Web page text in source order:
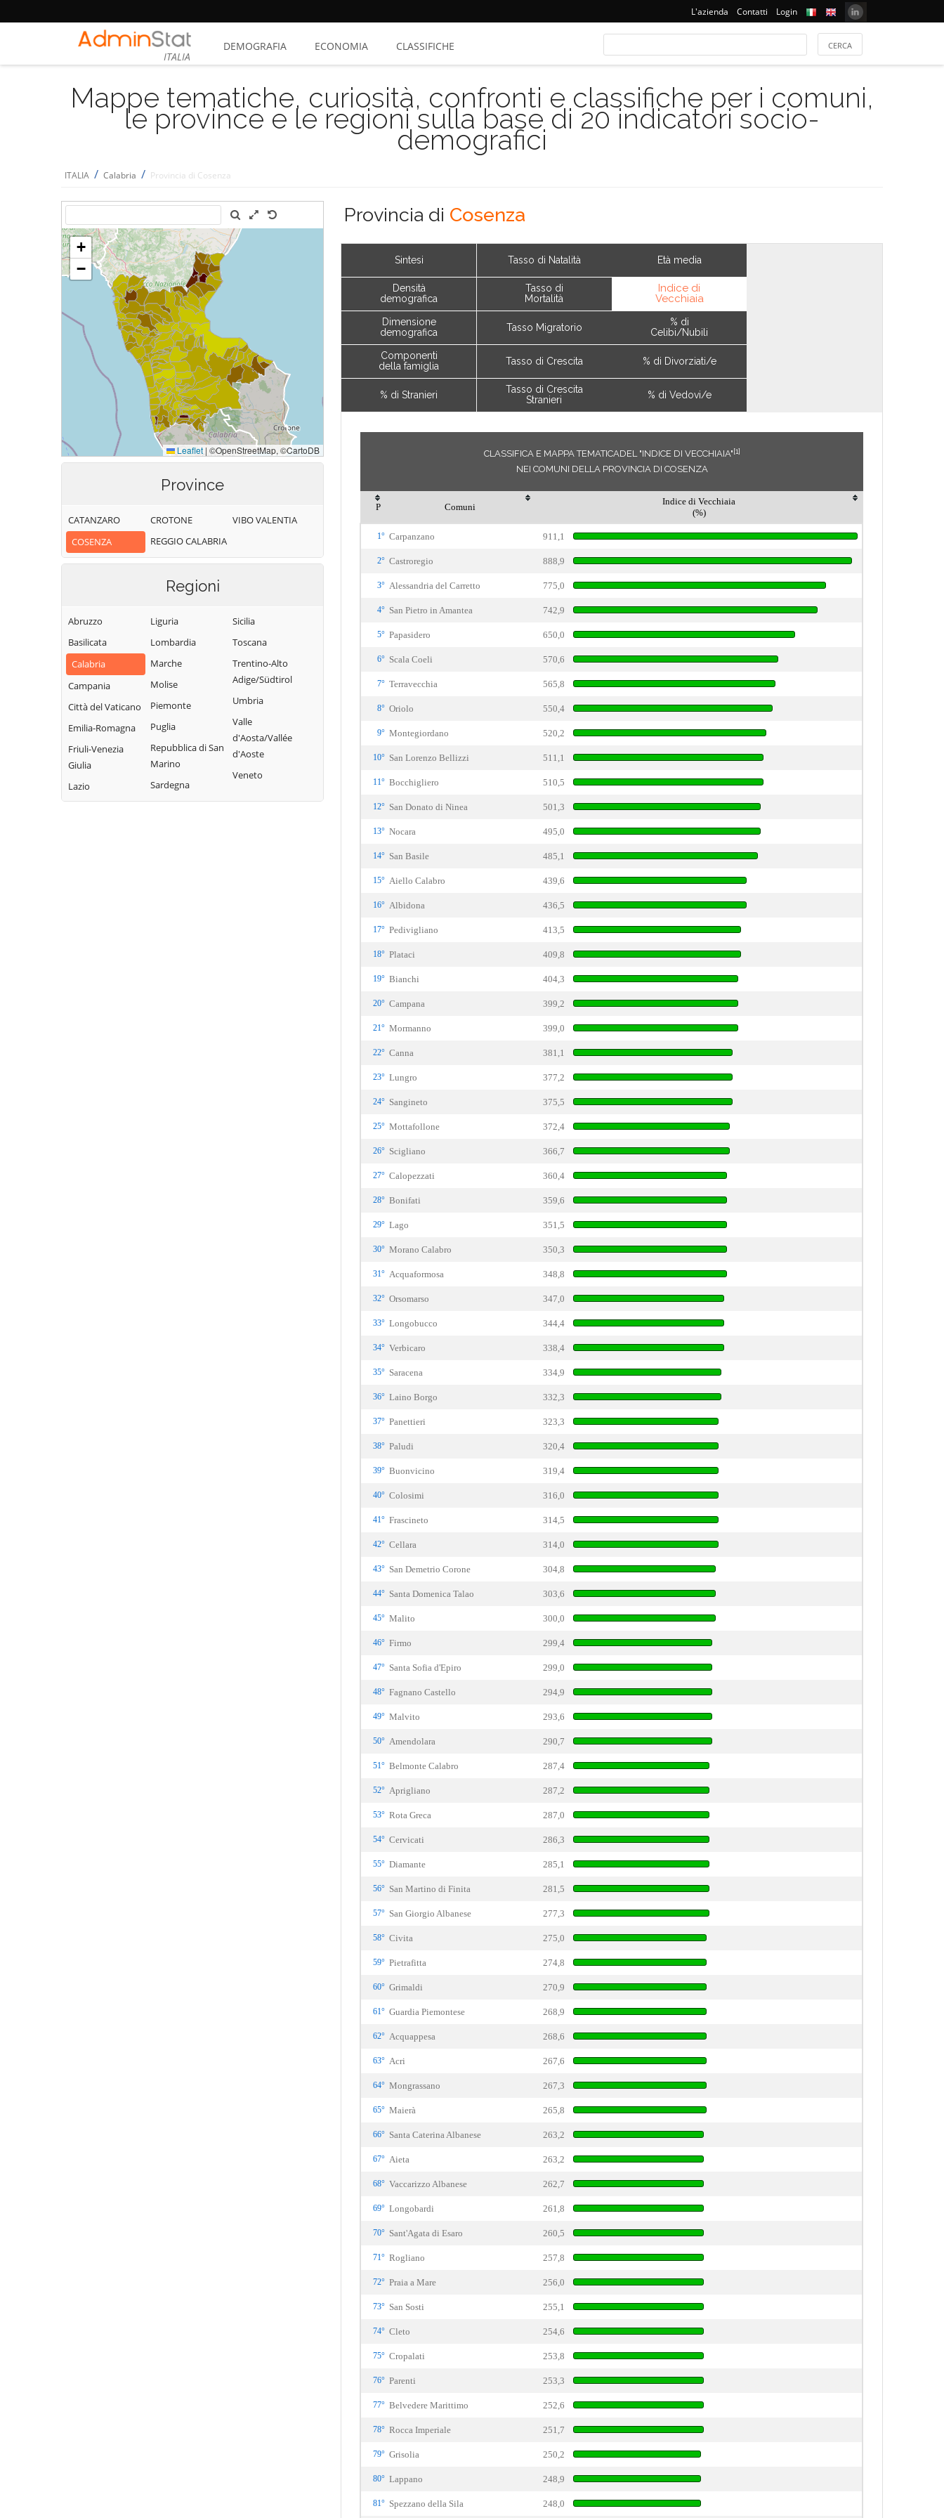
L'azienda Contatti Login
ITALIA
DEMOGRAFIA ECONOMIA CLASSIFICHE
Mappe tematiche, curiosità, confronti e classifiche per i comuni,
le province e le regioni sulla base di 20 indicatori socio-
demografici
ITALIA / Calabria / Provincia di Cosenza
Province
CATANZARO
COSENZA
CROTONE
REGGIO CALABRIA
VIBO VALENTIA
Regioni
Abruzzo
Basilicata
Calabria
Campania
Città del Vaticano
Emilia-Romagna
Friuli-Venezia
Giulia
Lazio
Liguria
Lombardia
Marche
Molise
Piemonte
Puglia
Repubblica di San
Marino
Sardegna
Sicilia
Toscana
Trentino-Alto
Adige/Südtirol
Umbria
Valle
d'Aosta/Vallée
d'Aoste
Veneto
Provincia di Cosenza
Sintesi
Densità
demografica
Dimensione
demografica
Componenti
della famiglia
% di Stranieri
Tasso di Natalità
Tasso di
Mortalità
Tasso Migratorio
Tasso di Crescita
Tasso di Crescita
Stranieri
Età media
Indice di
Vecchiaia
% di
Celibi/Nubili
% di Divorziati/e
% di Vedovi/e
CLASSIFICA E MAPPA TEMATICADEL "INDICE DI VECCHIAIA"[1]
NEI COMUNI DELLA PROVINCIA DI COSENZA
P Comuni
Indice di Vecchiaia
(%)
1° Carpanzano 911,1
2° Castroregio 888,9
3° Alessandria del Carretto 775,0
4° San Pietro in Amantea 742,9
5° Papasidero 650,0
6° Scala Coeli 570,6
7° Terravecchia 565,8
8° Oriolo 550,4
9° Montegiordano 520,2
10° San Lorenzo Bellizzi 511,1
11° Bocchigliero 510,5
12° San Donato di Ninea 501,3
13° Nocara 495,0
14° San Basile 485,1
15° Aiello Calabro 439,6
16° Albidona 436,5
17° Pedivigliano 413,5
18° Plataci 409,8
19° Bianchi 404,3
20° Campana 399,2
21° Mormanno 399,0
22° Canna 381,1
23° Lungro 377,2
24° Sangineto 375,5
25° Mottafollone 372,4
26° Scigliano 366,7
27° Calopezzati 360,4
28° Bonifati 359,6
29° Lago 351,5
30° Morano Calabro 350,3
31° Acquaformosa 348,8
32° Orsomarso 347,0
33° Longobucco 344,4
34° Verbicaro 338,4
35° Saracena 334,9
36° Laino Borgo 332,3
37° Panettieri 323,3
38° Paludi 320,4
39° Buonvicino 319,4
40° Colosimi 316,0
41° Frascineto 314,5
42° Cellara 314,0
43° San Demetrio Corone 304,8
44° Santa Domenica Talao 303,6
45° Malito 300,0
46° Firmo 299,4
47° Santa Sofia d'Epiro 299,0
48° Fagnano Castello 294,9
49° Malvito 293,6
50° Amendolara 290,7
51° Belmonte Calabro 287,4
52° Aprigliano 287,2
53° Rota Greca 287,0
54° Cervicati 286,3
55° Diamante 285,1
56° San Martino di Finita 281,5
57° San Giorgio Albanese 277,3
58° Civita 275,0
59° Pietrafitta 274,8
60° Grimaldi 270,9
61° Guardia Piemontese 268,9
62° Acquappesa 268,6
63° Acri 267,6
64° Mongrassano 267,3
65° Maierà 265,8
66° Santa Caterina Albanese 263,2
67° Aieta 263,2
68° Vaccarizzo Albanese 262,7
69° Longobardi 261,8
70° Sant'Agata di Esaro 260,5
71° Rogliano 257,8
72° Praia a Mare 256,0
73° San Sosti 255,1
74° Cleto 254,6
75° Cropalati 253,8
76° Parenti 253,3
77° Belvedere Marittimo 252,6
78° Rocca Imperiale 251,7
79° Grisolia 250,2
80° Lappano 248,9
81° Spezzano della Sila 248,0